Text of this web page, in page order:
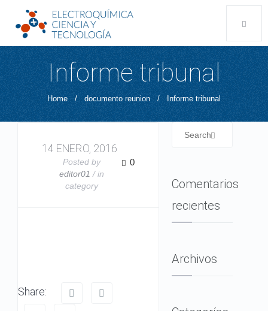
Informe tribunal
Home / documento reunion / Informe tribunal
14 ENERO, 2016
Posted by
editor01 / in
category
0
Share:
Comentarios
recientes
Archivos